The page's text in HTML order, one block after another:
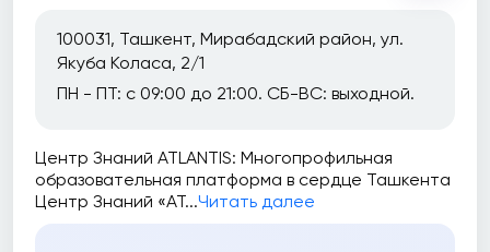
100031, Ташкент, Мирабадский район, ул.
Якуба Коласа, 2/1
ПН - ПТ: с 09:00 до 21:00. СБ-ВС: выходной.
Центр Знаний ATLANTIS: Многопрофильная
образовательная платформа в сердце Ташкента
Центр Знаний «AT...Читать далее